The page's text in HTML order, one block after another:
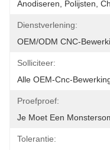
Anodiseren, Polijsten,
Dienstverlening:
OEM/ODM CNC-
Solliciteer:
Alle OEM-Cnc-
Proefproef:
Je Moet Een
Tolerantie: